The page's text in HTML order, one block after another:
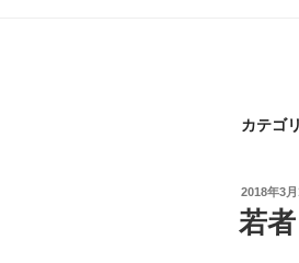
カテゴ
投
稿
日:
2018年3月
若